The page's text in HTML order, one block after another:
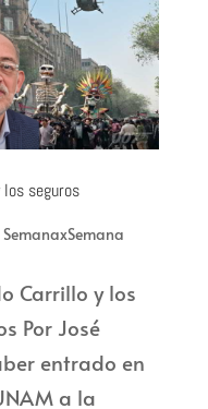
seguros
SemanaxSemana
Carrillo y los
Por José
entrado en
a la